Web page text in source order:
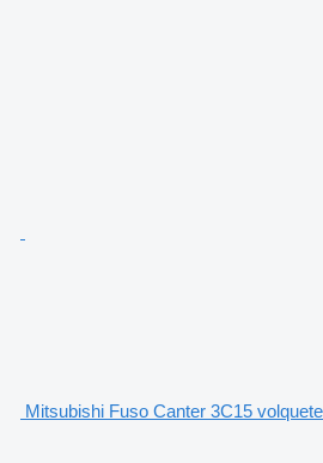
Mitsubishi Fuso Canter 3C15 volquete